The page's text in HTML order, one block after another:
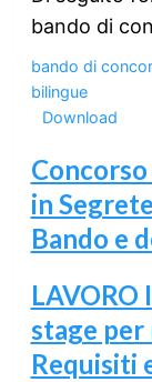
bando di
bando di
bilingue
Download
in
Bando e
LAVORO
stage per
Requisiti